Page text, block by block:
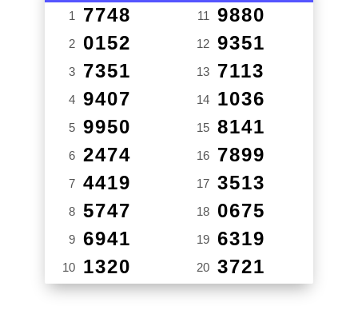
1 7748
2 0152
3 7351
4 9407
5 9950
6 2474
7 4419
8 5747
9 6941
10 1320
11 9880
12 9351
13 7113
14 1036
15 8141
16 7899
17 3513
18 0675
19 6319
20 3721